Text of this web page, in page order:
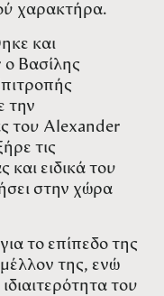
χαρακτήρα.
και
ο Βασίλης
την
του Alexander
τις
ειδικά του
στην χώρα
το επίπεδο της
της, ενώ
του